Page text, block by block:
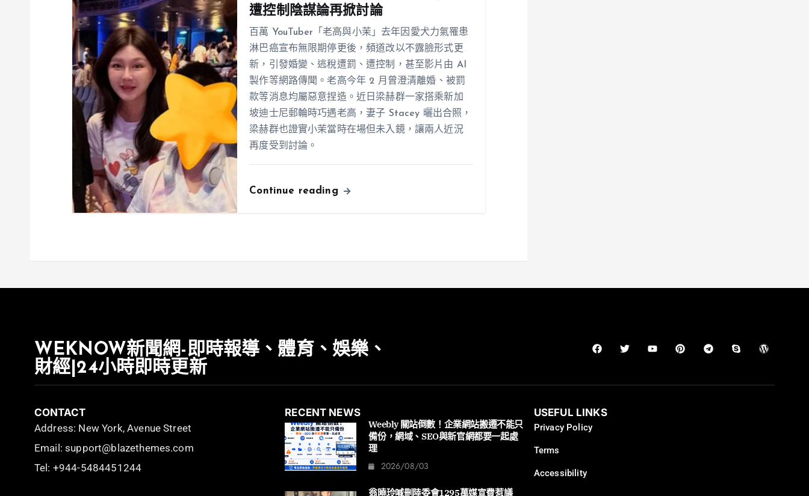
遭控制陰謀論再掀討論
百萬 YouTuber「老高與小茉」去年因愛犬力氣罹患
淋巴癌宣布無限期停更後，頻道改以不露臉形式更
新，引發婚變、逃稅遭罰、遭控制，甚至影片由 AI
製作等網路傳聞。老高今年 2 月曾澄清離婚、被罰
款等消息均屬惡意捏造。近日梁赫群一家搭乘新加
坡迪士尼郵輪時巧遇老高，妻子 Stacey 曬出合照，
梁赫群也證實小茉當時在場但未入鏡，讓兩人近況
再度受到討論。
Continue reading
WEKNOW新聞網-即時報導、體育、娛樂、
財經|24小時即時更新
CONTACT
Address: New York, Avenue Street
Email: support@blazethemes.com
Tel: +944-5484451244
RECENT NEWS
Weebly 關站倒數！企業網站搬遷不能只
備份，網域、SEO與新官網都要一起處
理
2026/08/03
翁曉玲喊刪陸委會1295萬媒宣費惹議
USEFUL LINKS
Privacy Policy
Terms
Accessibility